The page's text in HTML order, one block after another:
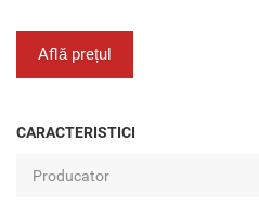
Află prețul
CARACTERISTICI
Producator